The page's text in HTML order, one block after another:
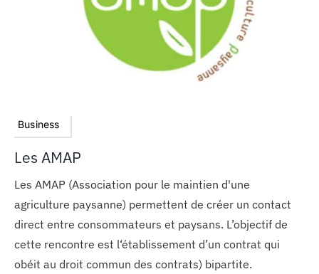
Business
Les AMAP
Les AMAP (Association pour le maintien d'une
agriculture paysanne) permettent de créer un contact
direct entre consommateurs et paysans. L’objectif de
cette rencontre est l‘établissement d’un contrat qui
obéit au droit commun des contrats) bipartite.